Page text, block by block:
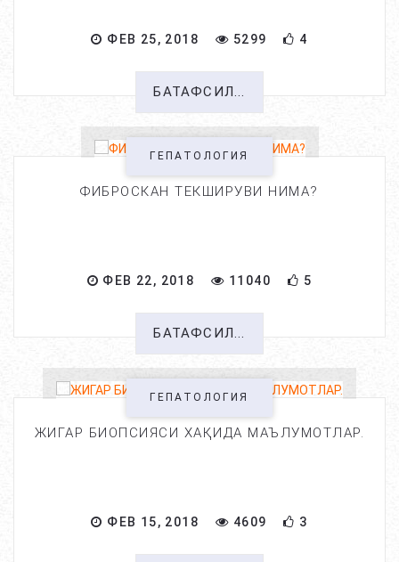
ФЕВ 25, 2018 5299 4
БАТАФСИЛ...
ГЕПАТОЛОГИЯ
ФИБРОСКАН ТЕКШИРУВИ НИМА?
ФЕВ 22, 2018 11040 5
БАТАФСИЛ...
ГЕПАТОЛОГИЯ
ЖИГАР БИОПСИЯСИ ХАҚИДА МАЪЛУМОТЛАР.
ФЕВ 15, 2018 4609 3